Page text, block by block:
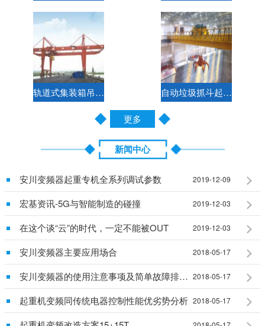
轨道式集装箱吊钩两用门式起重机控制方案 自动垃圾抓斗起重机电气控制方案
更多
新闻中心
安川变频器起重专机全系列调试参数 2019-12-09
宏基资讯-5G与智能制造的碰撞 2019-12-03
在这个谈“云”的时代，一定不能被OUT 2019-12-03
安川变频器主要应用场合 2018-05-17
安川变频器的使用注意事项及简单故障排除说明 2018-05-17
起重机变频同传统电器控制性能优劣势分析 2018-05-17